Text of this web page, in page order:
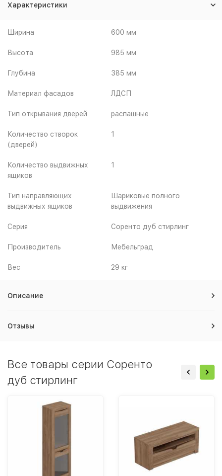
Характеристики
Ширина 600 мм
Высота 985 мм
Глубина 385 мм
Материал фасадов ЛДСП
Тип открывания дверей распашные
Количество створок
(дверей)
1
Количество выдвижных
ящиков
1
Тип направляющих
выдвижных ящиков
Шариковые полного
выдвижения
Серия Соренто дуб стирлинг
Производитель Мебельград
Вес 29 кг
Описание
Отзывы
Все товары серии Соренто
дуб стирлинг